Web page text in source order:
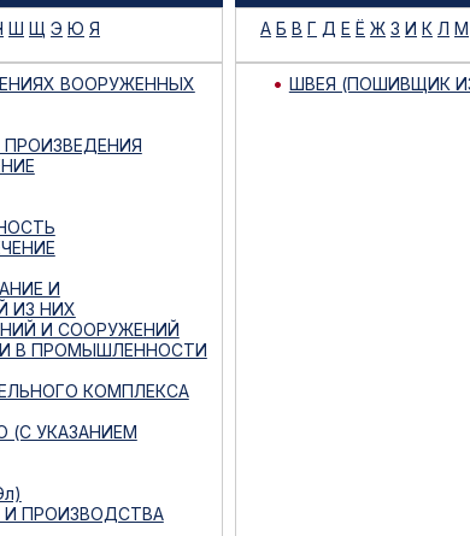
Ш Щ Э Ю Я А Б В Г Д Е Ё Ж З И К Л М
ВООРУЖЕННЫХ
И
ИЗ НИХ
И СООРУЖЕНИЙ
В ПРОМЫШЛЕННОСТИ
КОМПЛЕКСА
(С УКАЗАНИЕМ
ПРОИЗВОДСТВА
ШВЕЯ (ПОШИВЩИК